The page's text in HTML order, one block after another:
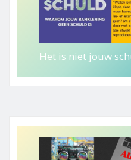
Het is niet jouw